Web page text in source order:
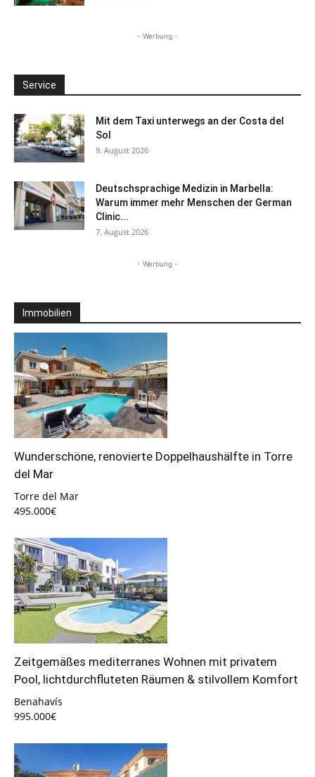
- Werbung -
Service
Mit dem Taxi unterwegs an der Costa del
Sol
9. August 2026
Deutschsprachige Medizin in Marbella:
Warum immer mehr Menschen der German
Clinic...
7. August 2026
- Werbung -
Immobilien
Wunderschöne, renovierte Doppelhaushälfte in Torre
del Mar
Torre del Mar
495.000€
Zeitgemäßes mediterranes Wohnen mit privatem
Pool, lichtdurchfluteten Räumen & stilvollem Komfort
Benahavís
995.000€